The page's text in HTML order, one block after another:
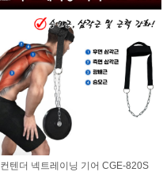
컨텐더 넥트레이닝 기어 CGE-820S